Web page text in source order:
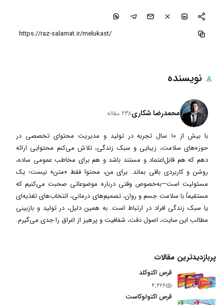
نویسنده
محمدرضا شکاری238 مقاله
با بیش از ۱۰ سال تجربه در تولید و مدیریت محتوای تخصصی در
حوزه‌های سلامت، زیبایی و سبک زندگی، تلاش می‌کنم محتوایی ارائه
دهم که هم قابل‌اعتماد و مستند باشد و هم برای مخاطب عمومی ساده،
روشن و کاربردی باقی بماند. برای من، محتوا فقط «متن» نیست؛ یک
مسئولیت است—به‌خصوص وقتی درباره موضوعاتی صحبت می‌کنیم که
مستقیماً با سلامت جسم و روان، تصمیم‌های درمانی، انتخاب‌های تغذیه‌ای
یا سبک زندگی افراد در ارتباط است. به همین دلیل، در تولید و بازبینی
مطالب این سایت، اصول دقت، شفافیت و پرهیز از اغراق را جدی می‌گیرم.
پربازدیدترین مقالات
قرص اکتوکلد
4,426
قرص اکتولوکاست